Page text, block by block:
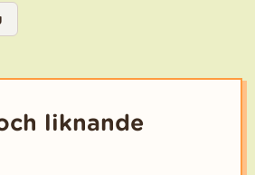
liknande